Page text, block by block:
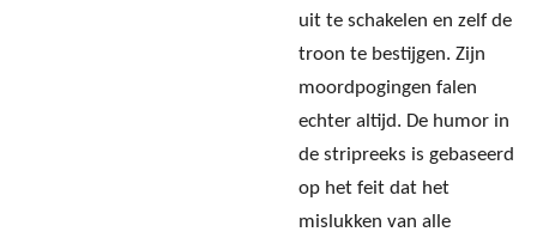
uit te schakelen en zelf de
troon te bestijgen. Zijn
moordpogingen falen
echter altijd. De humor in
de stripreeks is gebaseerd
op het feit dat het
mislukken van alle